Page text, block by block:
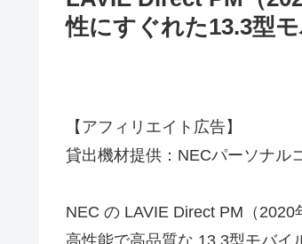
性にすぐれた13.3型
【アフィリエイト広告】
貸出機材提供：NECパーソナル
NEC の LAVIE Direct PM（